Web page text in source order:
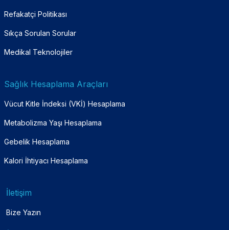
Refakatçi Politikası
Sıkça Sorulan Sorular
Medikal Teknolojiler
Sağlık Hesaplama Araçları
Vücut Kitle İndeksi (VKİ) Hesaplama
Metabolizma Yaşı Hesaplama
Gebelik Hesaplama
Kalori İhtiyacı Hesaplama
İletişim
Bize Yazın